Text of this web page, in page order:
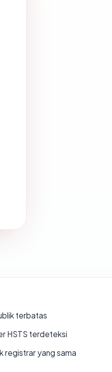
terbatas
HSTS terdeteksi
registrar yang sama